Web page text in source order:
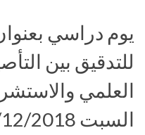
يوم دراسي
للتدقيق بين
العلمي
السبت 01/12/2018